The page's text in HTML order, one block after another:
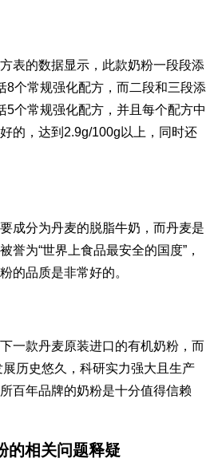
表的数据显示，此款奶粉一段段添
8个常规强化配方，而二段和三段添
5个常规强化配方，并且每个配方中
的，达到2.9g/100g以上，同时还
成分为丹麦的脱脂牛奶，而丹麦是
誉为“世界上食品最安全的国度”，
的品质是非常好的。
一款丹麦原装进口的有机奶粉，而
历史悠久，科研实力强大且生产
百年品牌的奶粉是十分值得信赖
的相关问题释疑